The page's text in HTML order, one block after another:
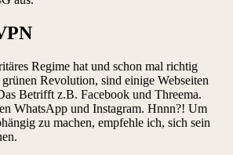
Regime hat und schon mal richtig
Revolution, sind einige Webseiten
Betrifft z.B. Facebook und Threema.
WhatsApp und Instagram. Hnnn?! Um
zu machen, empfehle ich, sich sein